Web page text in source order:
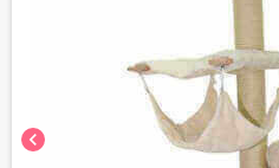
chevron_left